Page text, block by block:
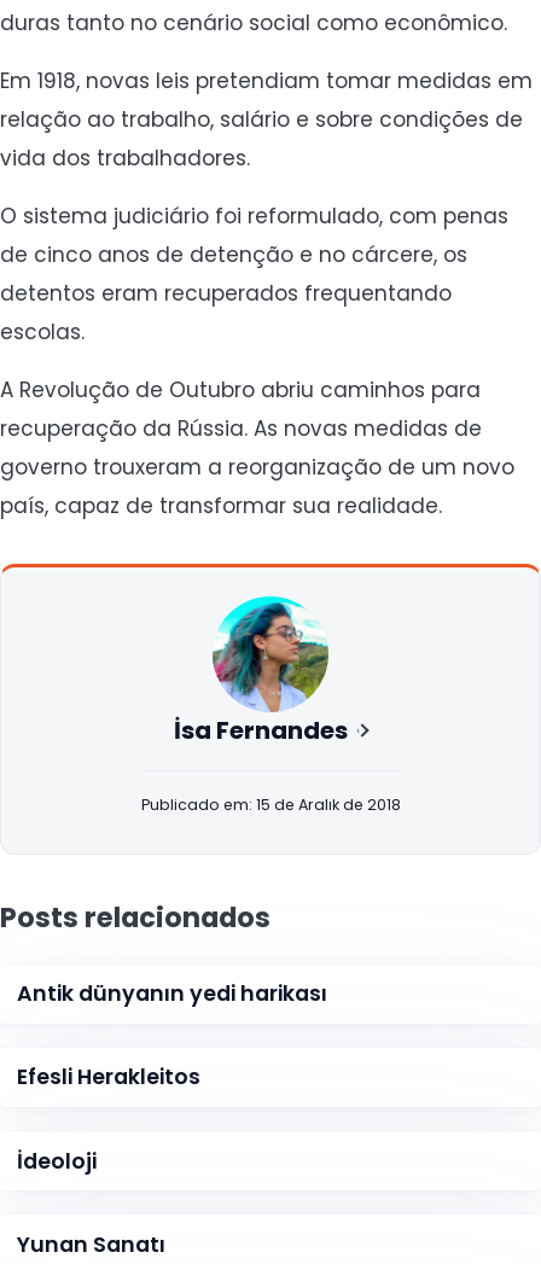
duras tanto no cenário social como econômico.
Em 1918, novas leis pretendiam tomar medidas em
relação ao trabalho, salário e sobre condições de
vida dos trabalhadores.
O sistema judiciário foi reformulado, com penas
de cinco anos de detenção e no cárcere, os
detentos eram recuperados frequentando
escolas.
A Revolução de Outubro abriu caminhos para
recuperação da Rússia. As novas medidas de
governo trouxeram a reorganização de um novo
país, capaz de transformar sua realidade.
İsa Fernandes
Publicado em: 15 de Aralık de 2018
Posts relacionados
Antik dünyanın yedi harikası
Efesli Herakleitos
İdeoloji
Yunan Sanatı